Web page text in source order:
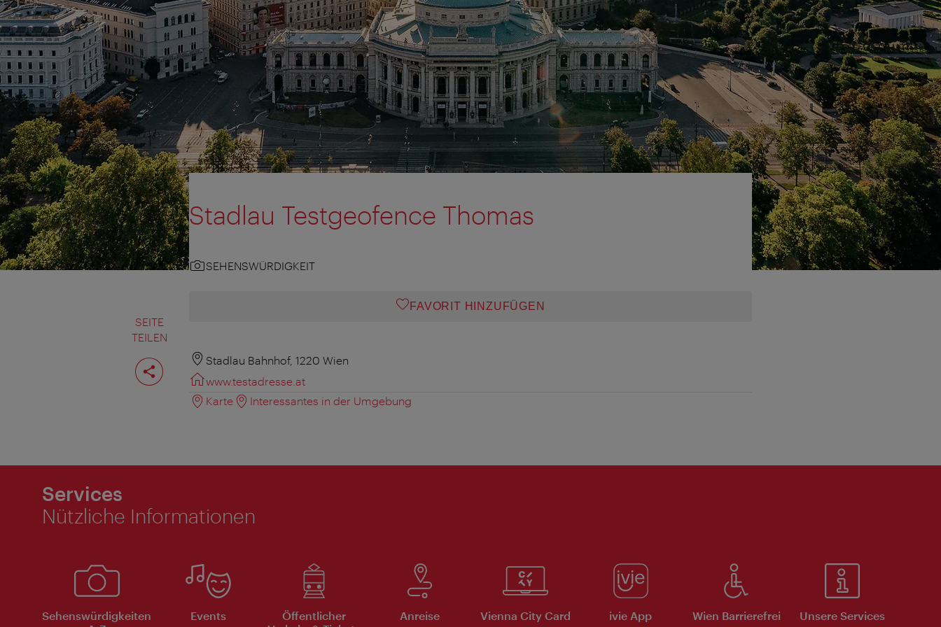
SEITE
TEILEN
Seite
teilen
Stadlau Testgeofence Thomas
SEHENSWÜRDIGKEIT
FAVORIT HINZUFÜGEN
Stadlau Bahnhof, 1220 Wien
www.testadresse.at
Karte
Interessantes in der Umgebung
Services
Nützliche Informationen
Sehenswürdigkeiten
Events
Öffentlicher
Anreise Vienna City Card ivie App Wien Barrierefrei Unsere Services